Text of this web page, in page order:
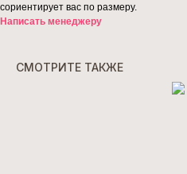
сориентирует вас по размеру.
Написать менеджеру
СМОТРИТЕ ТАКЖЕ